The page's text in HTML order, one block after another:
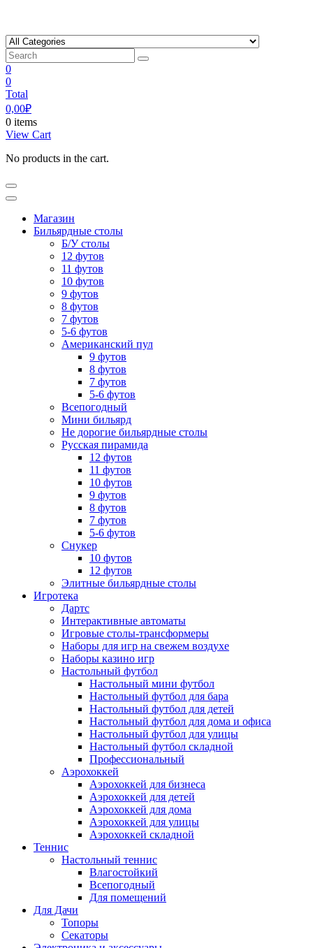
content
0
0
Total
0,00₽
0 items
View Cart
No products in the cart.
Магазин
Бильярдные столы
Б/У столы
12 футов
11 футов
10 футов
9 футов
8 футов
7 футов
5-6 футов
Американский пул
9 футов
8 футов
7 футов
5-6 футов
Всепогодный
Мини бильярд
Не дорогие бильярдные столы
Русская пирамида
12 футов
11 футов
10 футов
9 футов
8 футов
7 футов
5-6 футов
Снукер
10 футов
12 футов
Элитные бильярдные столы
Игротека
Дартс
Интерактивные автоматы
Игровые столы-трансформеры
Наборы для игр на свежем воздухе
Наборы казино игр
Настольный футбол
Настольный мини футбол
Настольный футбол для бара
Настольный футбол для детей
Настольный футбол для дома и офиса
Настольный футбол для улицы
Настольный футбол складной
Профессиональный
Аэрохоккей
Аэрохоккей для бизнеса
Аэрохоккей для детей
Аэрохоккей для дома
Аэрохоккей для улицы
Аэрохоккей складной
Теннис
Настольный теннис
Влагостойкий
Всепогодный
Для помещений
Для Дачи
Топоры
Секаторы